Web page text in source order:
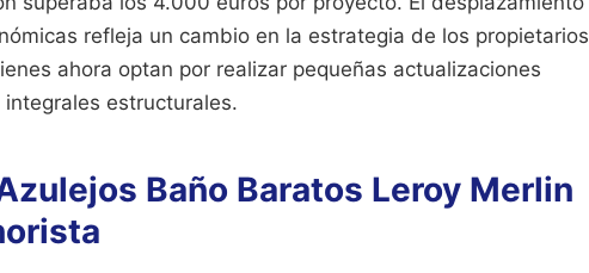
refleja un cambio en la estrategia de los propietarios
ahora optan por realizar pequeñas actualizaciones
estructurales.
Baño Baratos Leroy Merlin